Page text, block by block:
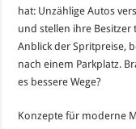
hat: Unzählige Autos
und stellen ihre
Anblick der Spritpreise,
nach einem Parkplatz.
es bessere Wege?
Konzepte für moderne